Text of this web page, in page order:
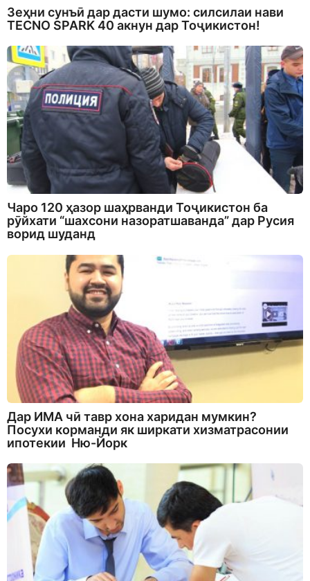
Зеҳни сунъӣ дар дасти шумо: силсилаи нави
TECNO SPARK 40 акнун дар Тоҷикистон!
Чаро 120 ҳазор шаҳрванди Тоҷикистон ба
рӯйхати “шахсони назоратшаванда” дар Русия
ворид шуданд
Дар ИМА чӣ тавр хона харидан мумкин?
Посухи корманди як ширкати хизматрасонии
ипотекии Ню-Йорк